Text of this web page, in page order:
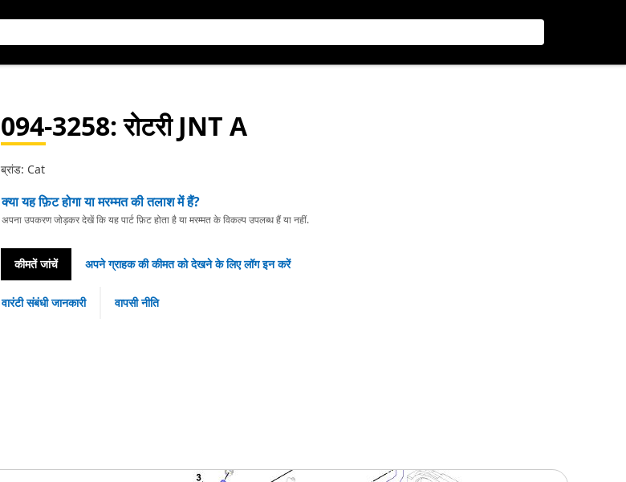
094-3258: रोटरी JNT A
ब्रांड: Cat
क्या यह फ़िट होगा या मरम्मत की तलाश में हैं?
अपना उपकरण जोड़कर देखें कि यह पार्ट फ़िट होता है या मरम्मत के विकल्प उपलब्ध हैं या नहीं.
कीमतें जांचें अपने ग्राहक की कीमत को देखने के लिए लॉग इन करें
वारंटी संबंधी जानकारी वापसी नीति